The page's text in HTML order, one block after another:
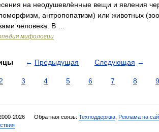
на неодушевлённые вещи и явления
антропопатизм) или животных
человека. В …
мифологии
← Предыдущая Следующая →
2 3 4 5 6 7 8 9
2026 Обратная связь: Техподдержка Реклама на